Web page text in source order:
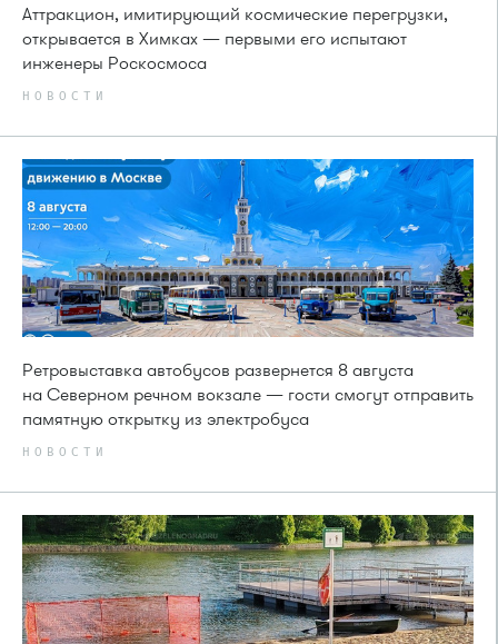
Аттракцион, имитирующий космические перегрузки,
открывается в Химках — первыми его испытают
инженеры Роскосмоса
НОВОСТИ
Ретровыставка автобусов развернется 8 августа
на Северном речном вокзале — гости смогут отправить
памятную открытку из электробуса
НОВОСТИ